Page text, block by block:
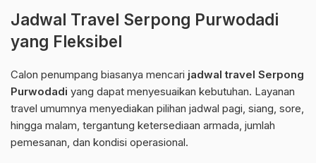
Jadwal Travel Serpong Purwodadi
yang Fleksibel
Calon penumpang biasanya mencari jadwal travel Serpong
Purwodadi yang dapat menyesuaikan kebutuhan. Layanan
travel umumnya menyediakan pilihan jadwal pagi, siang, sore,
hingga malam, tergantung ketersediaan armada, jumlah
pemesanan, dan kondisi operasional.